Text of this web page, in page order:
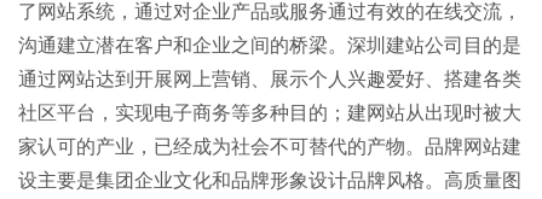
了网站系统，通过对企业产品或服务通过有效的在线交流，
沟通建立潜在客户和企业之间的桥梁。深圳建站公司目的是
通过网站达到开展网上营销、展示个人兴趣爱好、搭建各类
社区平台，实现电子商务等多种目的；建网站从出现时被大
家认可的产业，已经成为社会不可替代的产物。品牌网站建
设主要是集团企业文化和品牌形象设计品牌风格。高质量图